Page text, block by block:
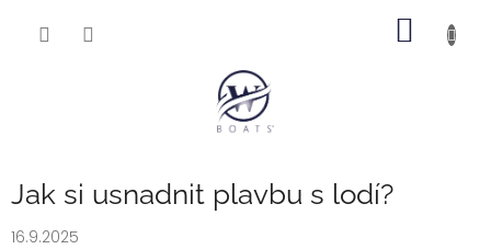
Jak si usnadnit plavbu s lodí?
16.9.2025